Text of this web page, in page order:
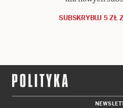
SUBSKRYBUJ 5 ZŁ